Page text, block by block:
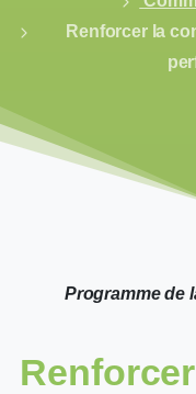
Renforcer la
Programme de
Renforcer